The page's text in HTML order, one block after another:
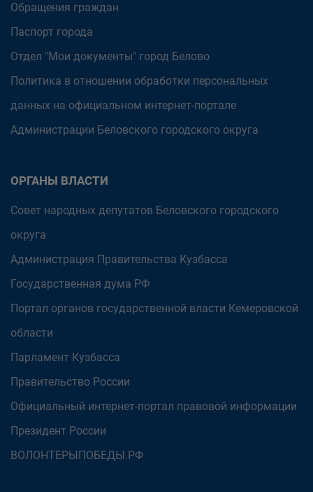
Обращения граждан
Паспорт города
Отдел "Мои документы" город Белово
Политика в отношении обработки персональных
данных на официальном интернет-портале
Администрации Беловского городского округа
ОРГАНЫ ВЛАСТИ
Совет народных депутатов Беловского городского
округа
Администрация Правительства Кузбасса
Государственная дума РФ
Портал органов государственной власти Кемеровской
области
Парламент Кузбасса
Правительство России
Официальный интернет-портал правовой информации
Президент России
ВОЛОНТЕРЫПОБЕДЫ.РФ